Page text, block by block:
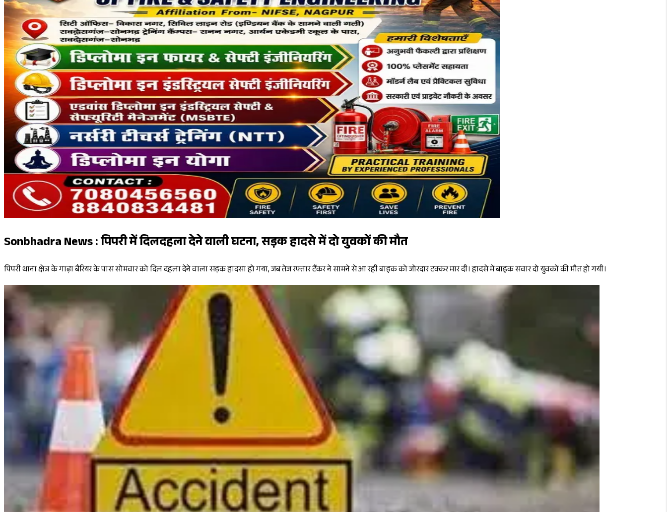
Sonbhadra News : पिपरी में दिलदहला देने वाली घटना, सड़क हादसे में दो युवकों की मौत
पिपरी थाना क्षेत्र के गाढ़ा बैरियर के पास सोमवार को दिल दहला देने वाला सड़क हादसा हो गया, जब तेज रफ्तार टैंकर ने सामने से आ रही बाइक को जोरदार टक्कर मार दी। हादसे में बाइक सवार दो युवकों की मौत हो गयी।